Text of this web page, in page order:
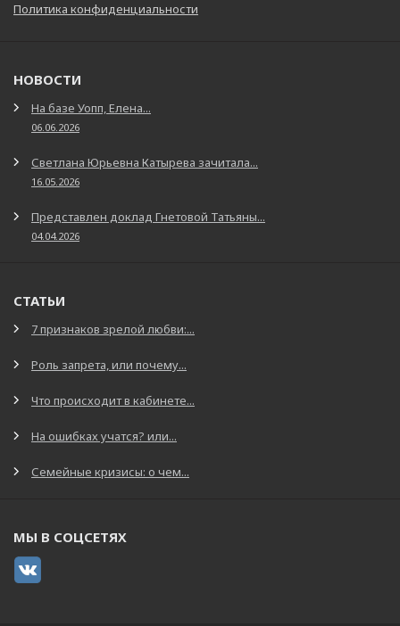
Политика конфиденциальности
НОВОСТИ
На базе Уопп, Елена...
06.06.2026
Светлана Юрьевна Катырева зачитала...
16.05.2026
Представлен доклад Гнетовой Татьяны...
04.04.2026
СТАТЬИ
7 признаков зрелой любви:...
Роль запрета, или почему...
Что происходит в кабинете...
На ошибках учатся? или...
Семейные кризисы: о чем...
МЫ В СОЦСЕТЯХ